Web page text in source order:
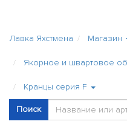
Лавка Яхстмена Магазин
Якорное и швартовое
Кранцы серия F
Поиск